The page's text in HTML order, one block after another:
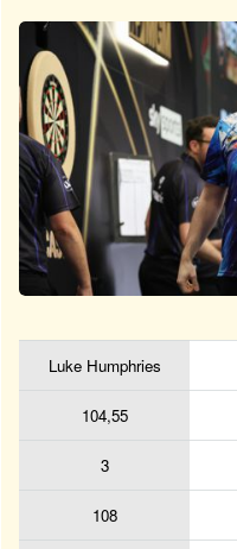
Luke Humphries
104,55
3
108